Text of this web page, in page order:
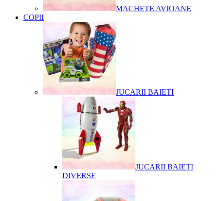
MACHETE AVIOANE
COPII
JUCARII BAIETI
JUCARII BAIETI
DIVERSE